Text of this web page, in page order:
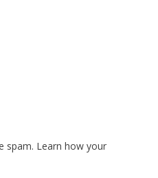
spam. Learn how your